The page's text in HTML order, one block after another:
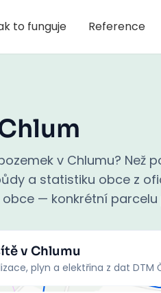
to funguje Reference
v Chlumu? Než
a statistiku obce z
— konkrétní
v Chlumu
plyn a elektřina z dat DTM